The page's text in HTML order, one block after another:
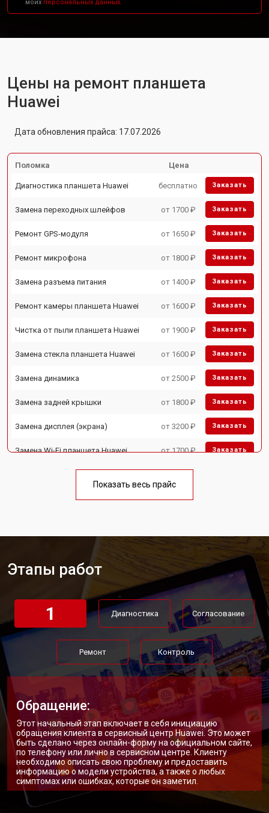
моих персональных данных.
Цены на ремонт планшета
Huawei
Дата обновления прайса: 17.07.2026
Поломка Цена
Диагностика планшета Huawei бесплатно Заказать
Замена переходных шлейфов от 1700 ₽ Заказать
Ремонт GPS-модуля от 1650 ₽ Заказать
Ремонт микрофона от 1800 ₽ Заказать
Замена разъема питания от 1400 ₽ Заказать
Ремонт камеры планшета Huawei от 1600 ₽ Заказать
Чистка от пыли планшета Huawei от 1900 ₽ Заказать
Замена стекла планшета Huawei от 1600 ₽ Заказать
Замена динамика от 2500 ₽ Заказать
Замена задней крышки от 1800 ₽ Заказать
Замена дисплея (экрана) от 3200 ₽ Заказать
Замена Wi-Fi планшета Huawei от 1700 ₽ Заказать
Замена кнопок планшета Huawei от 1750 ₽
Показать весь прайс
Этапы работ
1 Диагностика Согласование
Ремонт Контроль
Обращение:
Этот начальный этап включает в себя инициацию
обращения клиента в сервисный центр Huawei. Это может
быть сделано через онлайн-форму на официальном сайте,
по телефону или лично в сервисном центре. Клиенту
необходимо описать свою проблему и предоставить
информацию о модели устройства, а также о любых
симптомах или ошибках, которые он заметил.